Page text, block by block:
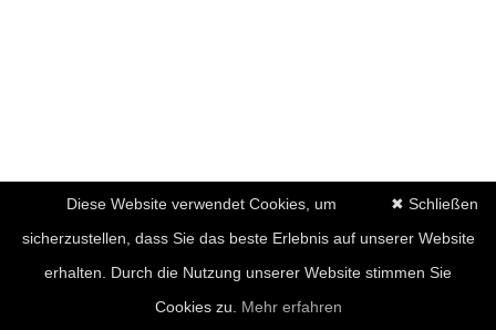
✖ Schließen
Diese Website verwendet Cookies, um
sicherzustellen, dass Sie das beste Erlebnis auf unserer Website
erhalten. Durch die Nutzung unserer Website stimmen Sie
Cookies zu. Mehr erfahren